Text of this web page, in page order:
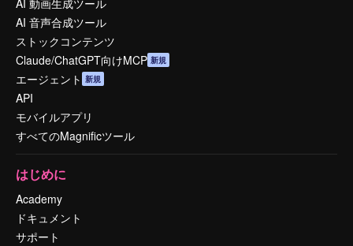
AI 音声合成ツール
ストックコンテンツ
Claude/ChatGPT向けMCP 新規
エージェント 新規
API
モバイルアプリ
すべてのMagnificツール
はじめに
Academy
ドキュメント
サポート